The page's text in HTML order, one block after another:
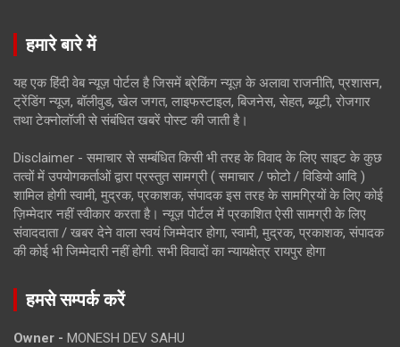
हमारे बारे में
यह एक हिंदी वेब न्यूज़ पोर्टल है जिसमें ब्रेकिंग न्यूज़ के अलावा राजनीति, प्रशासन,
ट्रेंडिंग न्यूज, बॉलीवुड, खेल जगत, लाइफस्टाइल, बिजनेस, सेहत, ब्यूटी, रोजगार
तथा टेक्नोलॉजी से संबंधित खबरें पोस्ट की जाती है।
Disclaimer - समाचार से सम्बंधित किसी भी तरह के विवाद के लिए साइट के कुछ
तत्वों में उपयोगकर्ताओं द्वारा प्रस्तुत सामग्री ( समाचार / फोटो / विडियो आदि )
शामिल होगी स्वामी, मुद्रक, प्रकाशक, संपादक इस तरह के सामग्रियों के लिए कोई
ज़िम्मेदार नहीं स्वीकार करता है। न्यूज़ पोर्टल में प्रकाशित ऐसी सामग्री के लिए
संवाददाता / खबर देने वाला स्वयं जिम्मेदार होगा, स्वामी, मुद्रक, प्रकाशक, संपादक
की कोई भी जिम्मेदारी नहीं होगी. सभी विवादों का न्यायक्षेत्र रायपुर होगा
हमसे सम्पर्क करें
Owner - MONESH DEV SAHU